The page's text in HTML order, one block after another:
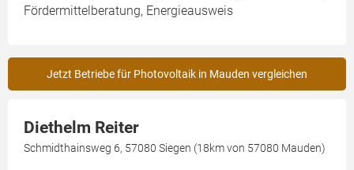
Fördermittelberatung, Energieausweis
Jetzt Betriebe für Photovoltaik in Mauden vergleichen
Diethelm Reiter
Schmidthainsweg 6, 57080 Siegen (18km von 57080 Mauden)